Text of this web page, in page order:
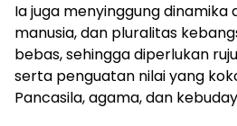
Ia juga menyinggung dinamika
manusia, dan pluralitas
bebas, sehingga diperlukan
serta penguatan nilai yang
Pancasila, agama, dan